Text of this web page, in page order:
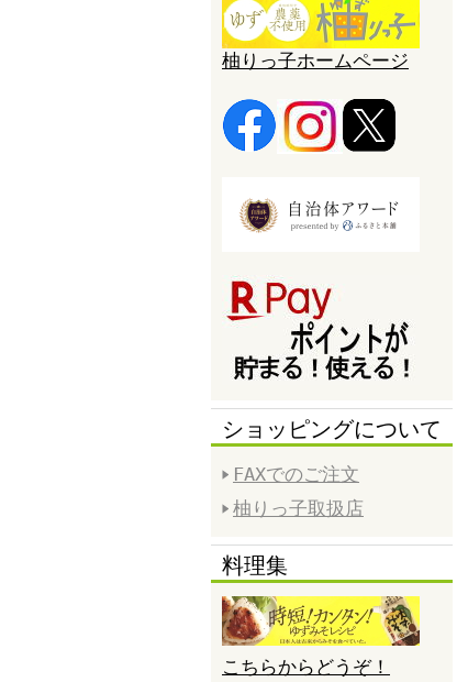
柚りっ子ホームページ
ショッピングについて
FAXでのご注文
柚りっ子取扱店
料理集
こちらからどうぞ！